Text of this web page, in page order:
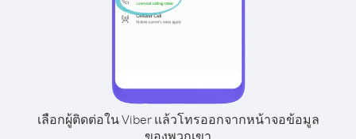
เลือกผู้ติดต่อใน Viber แล้วโทรออกจากหน้าจอข้อมูล
ของพวกเขา